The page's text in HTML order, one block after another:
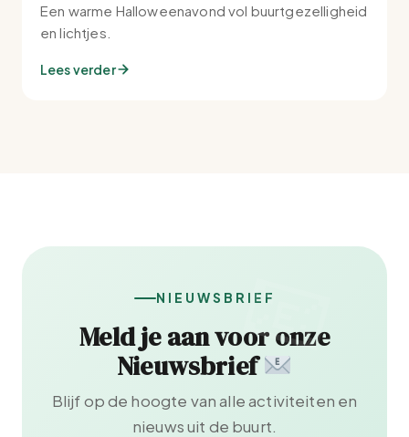
Een warme Halloweenavond vol buurtgezelligheid
en lichtjes.
Lees verder
NIEUWSBRIEF
Meld je aan voor onze
Nieuwsbrief
Blijf op de hoogte van alle activiteiten en
nieuws uit de buurt.